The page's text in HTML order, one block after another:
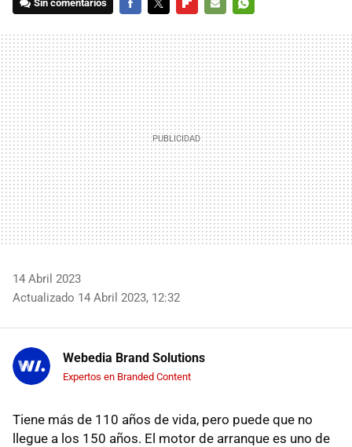
Sin comentarios
MAIL
14 Abril 2023
Actualizado 14 Abril 2023, 12:32
Webedia Brand Solutions
Expertos en Branded Content
Tiene más de 110 años de vida, pero puede que no
llegue a los 150 años. El motor de arranque es uno de